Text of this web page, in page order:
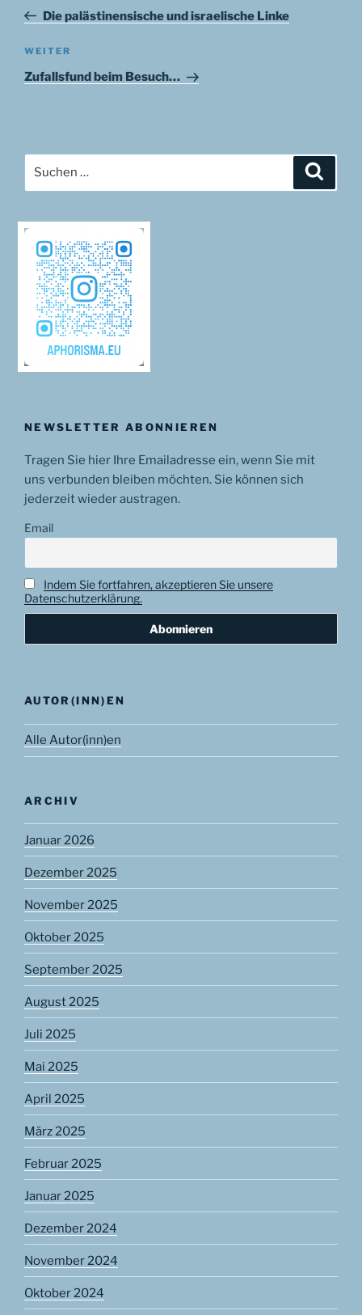
Beitrag
Die palästinensische und israelische Linke
Nächster
Beitrag
WEITER
Zufallsfund beim Besuch…
nach:
NEWSLETTER ABONNIEREN
Tragen Sie hier Ihre Emailadresse ein, wenn Sie mit
uns verbunden bleiben möchten. Sie können sich
jederzeit wieder austragen.
Email
Indem Sie fortfahren, akzeptieren Sie unsere
Datenschutzerklärung.
AUTOR(INN)EN
Alle Autor(inn)en
ARCHIV
Januar 2026
Dezember 2025
November 2025
Oktober 2025
September 2025
August 2025
Juli 2025
Mai 2025
April 2025
März 2025
Februar 2025
Januar 2025
Dezember 2024
November 2024
Oktober 2024